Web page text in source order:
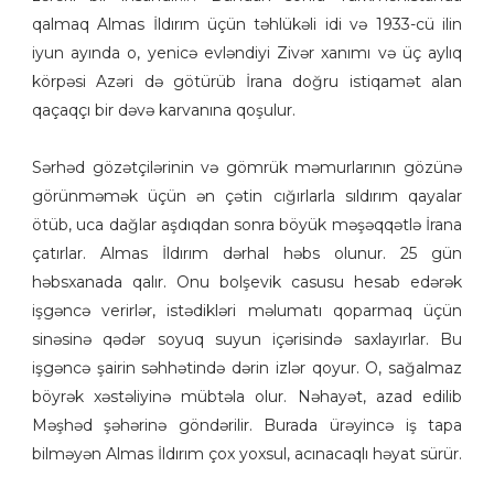
qalmaq Almas İldırım üçün təhlükəli idi və 1933-cü ilin
iyun ayında o, yenicə evləndiyi Zivər xanımı və üç aylıq
körpəsi Azəri də götürüb İrana doğru istiqamət alan
qaçaqçı bir dəvə karvanına qoşulur.
Sərhəd gözətçilərinin və gömrük məmurlarının gözünə
görünməmək üçün ən çətin cığırlarla sıldırım qayalar
ötüb, uca dağlar aşdıqdan sonra böyük məşəqqətlə İrana
çatırlar. Almas İldırım dərhal həbs olunur. 25 gün
həbsxanada qalır. Onu bolşevik casusu hesab edərək
işgəncə verirlər, istədikləri məlumatı qoparmaq üçün
sinəsinə qədər soyuq suyun içərisində saxlayırlar. Bu
işgəncə şairin səhhətində dərin izlər qoyur. O, sağalmaz
böyrək xəstəliyinə mübtəla olur. Nəhayət, azad edilib
Məşhəd şəhərinə göndərilir. Burada ürəyincə iş tapa
bilməyən Almas İldırım çox yoxsul, acınacaqlı həyat sürür.